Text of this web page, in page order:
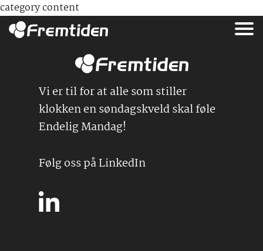
category content
Vi er til for at alle som stiller
klokken en søndagskveld skal føle
Endelig Mandag!
Følg oss på LinkedIn